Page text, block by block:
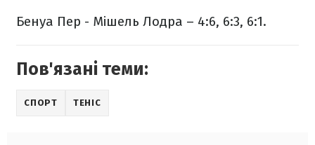
Бенуа Пер - Мішель Лодра – 4:6, 6:3, 6:1.
Пов'язані теми:
СПОРТ ТЕНІС